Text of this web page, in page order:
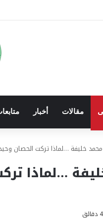
مقالات أخبار
خليفة …لماذا تركت الحصان
…لماذا